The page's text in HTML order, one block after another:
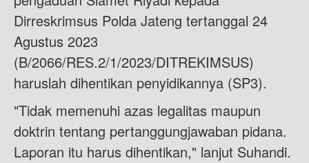
Dirreskrimsus Polda Jateng tertanggal 24
Agustus 2023
(B/2066/RES.2/1/2023/DITREKIMSUS)
haruslah dihentikan penyidikannya (SP3).
"Tidak memenuhi azas legalitas maupun
doktrin tentang pertanggungjawaban pidana.
Laporan itu harus dihentikan," lanjut Suhandi.